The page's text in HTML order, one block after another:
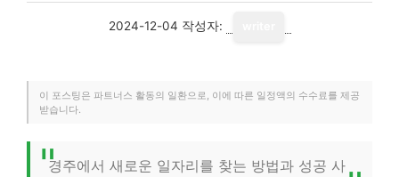
2024-12-04 작성자:
이 포스팅은 파트너스 활동의 일환으로, 이에 따른 일정액의 수수료를 제공
받습니다.
경주에서 새로운 일자리를 찾는 방법과 성공 사